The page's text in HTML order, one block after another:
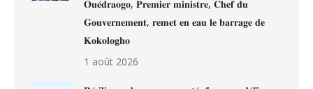
𝐎𝐮𝐞́𝐝𝐫𝐚𝐨𝐠𝐨, 𝐏𝐫𝐞𝐦𝐢𝐞𝐫 𝐦𝐢𝐧𝐢𝐬𝐭𝐫𝐞, 𝐂𝐡𝐞𝐟 𝐝𝐮
𝐆𝐨𝐮𝐯𝐞𝐫𝐧𝐞𝐦𝐞𝐧𝐭, 𝐫𝐞𝐦𝐞𝐭 𝐞𝐧 𝐞𝐚𝐮 𝐥𝐞 𝐛𝐚𝐫𝐫𝐚𝐠𝐞 𝐝𝐞
𝐊𝐨𝐤𝐨𝐥𝐨𝐠𝐡𝐨
1 août 2026